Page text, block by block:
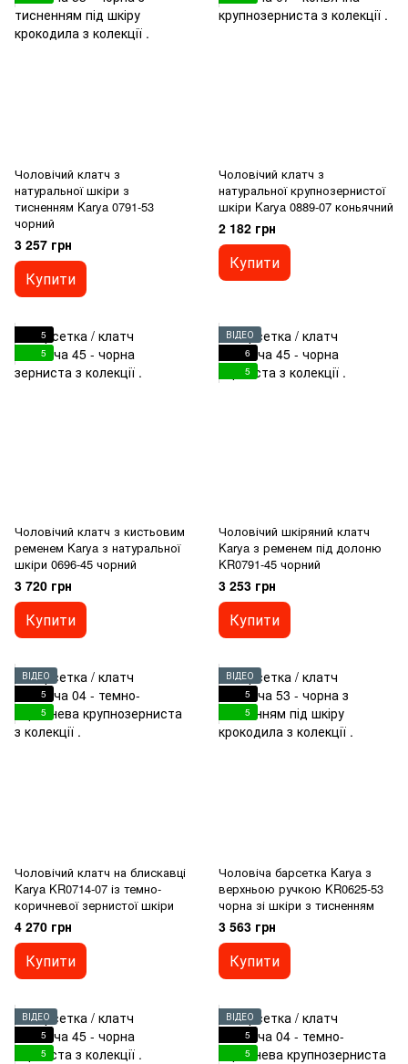
Чоловічий клатч з
натуральної шкіри з
тисненням Karya 0791-53
чорний
3 257 грн
Купити
Чоловічий клатч з
натуральної крупнозернистої
шкіри Karya 0889-07 коньячний
2 182 грн
Купити
5
5
Чоловічий клатч з кистьовим
ременем Karya з натуральної
шкіри 0696-45 чорний
3 720 грн
Купити
ВІДЕО
6
5
Чоловічий шкіряний клатч
Karya з ременем під долоню
KR0791-45 чорний
3 253 грн
Купити
ВІДЕО
5
5
Чоловічий клатч на блискавці
Karya KR0714-07 із темно-
коричневої зернистої шкіри
4 270 грн
Купити
ВІДЕО
5
5
Чоловіча барсетка Karya з
верхньою ручкою KR0625-53
чорна зі шкіри з тисненням
3 563 грн
Купити
ВІДЕО
5
5
ВІДЕО
5
5